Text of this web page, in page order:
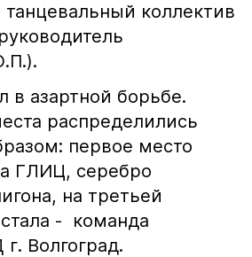
коллектив
в азартной борьбе.
распределились
первое место
ГЛИЦ, серебро
на третьей
- команда
Волгоград.